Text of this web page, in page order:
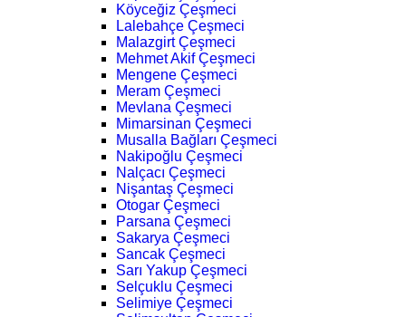
Köyceğiz Çeşmeci
Lalebahçe Çeşmeci
Malazgirt Çeşmeci
Mehmet Akif Çeşmeci
Mengene Çeşmeci
Meram Çeşmeci
Mevlana Çeşmeci
Mimarsinan Çeşmeci
Musalla Bağları Çeşmeci
Nakipoğlu Çeşmeci
Nalçacı Çeşmeci
Nişantaş Çeşmeci
Otogar Çeşmeci
Parsana Çeşmeci
Sakarya Çeşmeci
Sancak Çeşmeci
Sarı Yakup Çeşmeci
Selçuklu Çeşmeci
Selimiye Çeşmeci